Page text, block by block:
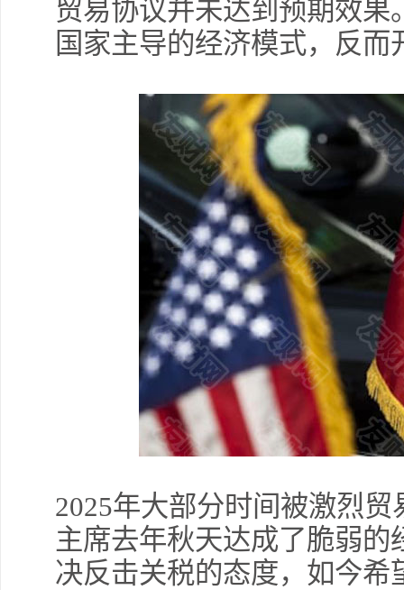
贸易协议并未达到预期效
国家主导的经济模式，反
2025年大部分时间被激烈
主席去年秋天达成了脆弱
决反击关税的态度，如今